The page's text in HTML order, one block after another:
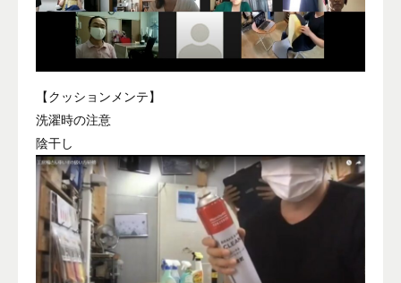
【クッションメンテ】
洗濯時の注意
陰干し